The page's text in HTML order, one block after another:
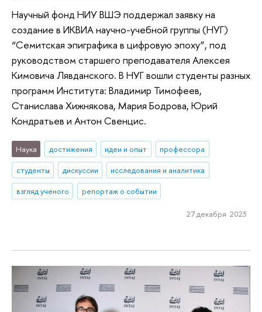
Научный фонд НИУ ВШЭ поддержал заявку на
создание в ИКВИА научно-учебной группы (НУГ)
“Семитская эпиграфика в цифровую эпоху”, под
руководством старшего преподавателя Алексея
Кимовича Лявданского. В НУГ вошли студенты разных
программ Института: Владимир Тимофеев,
Станислава Хижнякова, Мария Бодрова, Юрий
Кондратьев и Антон Свенцис.
Наука достижения идеи и опыт
профессора
студенты
дискуссии
исследования и аналитика
взгляд ученого
репортаж о событии
27 декабря 2023